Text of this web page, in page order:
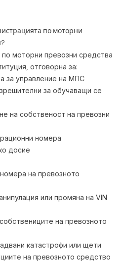
по моторни
моторни превозни средства
отговорна за:
за управление на МПС
за обучаващи се
на собственост на превозни
номера
досие
на превозното
или промяна на VIN
на превозното
катастрофи или щети
на превозното средство